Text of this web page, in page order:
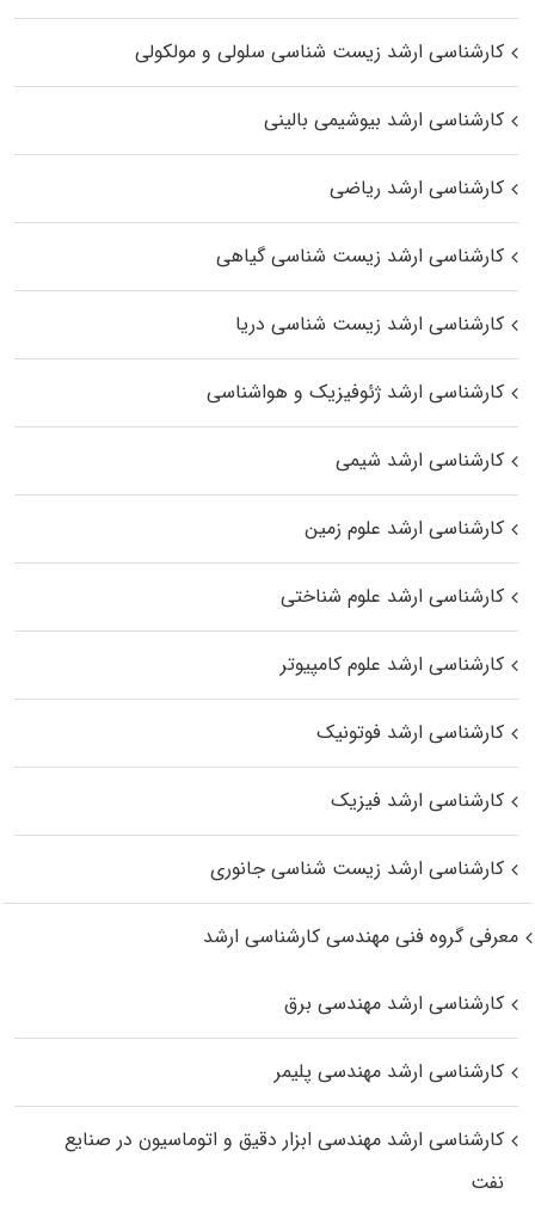
کارشناسی ارشد زیست شناسی سلولی و مولکولی
کارشناسی ارشد بیوشیمی بالینی
کارشناسی ارشد ریاضی
کارشناسی ارشد زیست‌ شناسی گیاهی
کارشناسی ارشد زیست‌ شناسی دریا
کارشناسی ارشد ژئوفیزیک و هواشناسی
کارشناسی ارشد شیمی
کارشناسی ارشد علوم زمین
کارشناسی ارشد علوم شناختی
کارشناسی ارشد علوم کامپیوتر
کارشناسی ارشد فوتونیک
کارشناسی ارشد فیزیک
کارشناسی ارشد زیست‌ شناسی جانوری
معرفی گروه فنی مهندسی کارشناسی ارشد
کارشناسی ارشد مهندسی برق
کارشناسی ارشد مهندسی پلیمر
کارشناسی ارشد مهندسی ابزار دقیق و اتوماسیون در صنایع
نفت